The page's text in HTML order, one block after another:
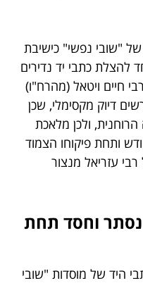
"שובי נפשי" כישיבת
להצלת כתבי יד נדירים
חיים ויטאל (מהרח"ו)
דיוק מקסימלי, שכן
ולכן מלאכת
ותחת פיקוחו הצמוד
עזריאל מנצור
וחסד תחת
היד של מוסדות "שובי